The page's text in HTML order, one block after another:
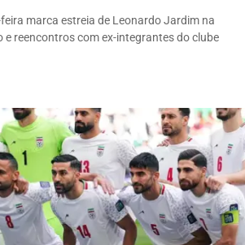
marca estreia de Leonardo Jardim na
e reencontros com ex-integrantes do clube